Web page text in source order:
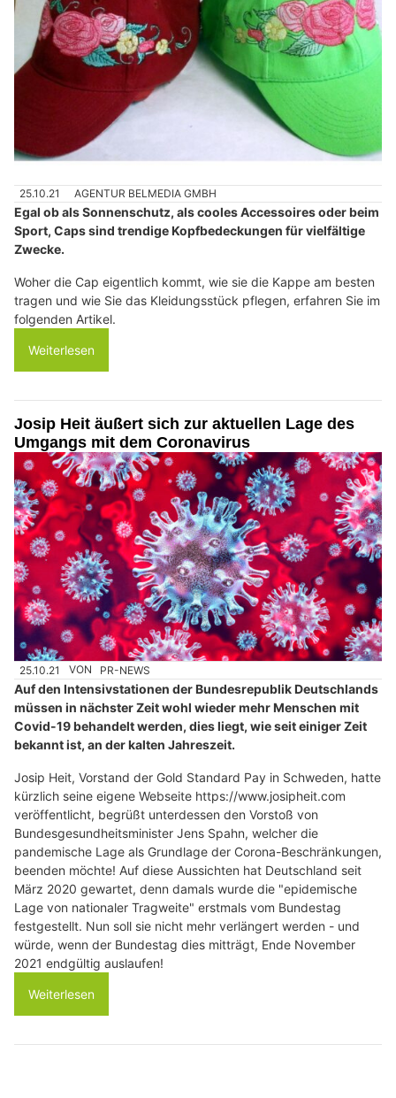
25.10.21 AGENTUR BELMEDIA GMBH
Egal ob als Sonnenschutz, als cooles Accessoires oder beim
Sport, Caps sind trendige Kopfbedeckungen für vielfältige
Zwecke.
Woher die Cap eigentlich kommt, wie sie die Kappe am besten
tragen und wie Sie das Kleidungsstück pflegen, erfahren Sie im
folgenden Artikel.
Weiterlesen
Josip Heit äußert sich zur aktuellen Lage des
Umgangs mit dem Coronavirus
25.10.21 VON PR-NEWS
Auf den Intensivstationen der Bundesrepublik Deutschlands
müssen in nächster Zeit wohl wieder mehr Menschen mit
Covid-19 behandelt werden, dies liegt, wie seit einiger Zeit
bekannt ist, an der kalten Jahreszeit.
Josip Heit, Vorstand der Gold Standard Pay in Schweden, hatte
kürzlich seine eigene Webseite https://www.josipheit.com
veröffentlicht, begrüßt unterdessen den Vorstoß von
Bundesgesundheitsminister Jens Spahn, welcher die
pandemische Lage als Grundlage der Corona-Beschränkungen,
beenden möchte! Auf diese Aussichten hat Deutschland seit
März 2020 gewartet, denn damals wurde die "epidemische
Lage von nationaler Tragweite" erstmals vom Bundestag
festgestellt. Nun soll sie nicht mehr verlängert werden - und
würde, wenn der Bundestag dies mitträgt, Ende November
2021 endgültig auslaufen!
Weiterlesen